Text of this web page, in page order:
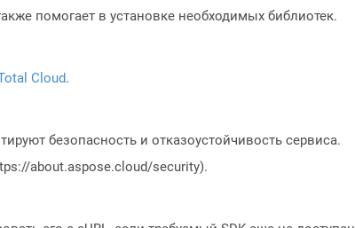
помогает в установке необходимых библиотек.
Cloud.
безопасность и отказоустойчивость сервиса.
about.aspose.cloud/security).